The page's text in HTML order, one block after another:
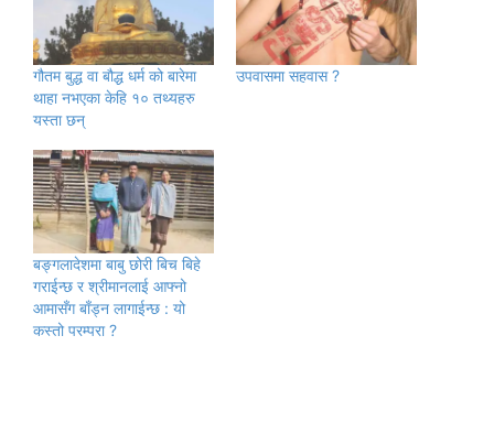
गौतम बुद्ध वा बौद्ध धर्म को बारेमा
थाहा नभएका केहि १० तथ्यहरु
यस्ता छन्
उपवासमा सहवास ?
बङ्गलादेशमा बाबु छोरी बिच बिहे
गराईन्छ र श्रीमानलाई आफ्नो
आमासँग बाँड्न लागाईन्छ : यो
कस्तो परम्परा ?